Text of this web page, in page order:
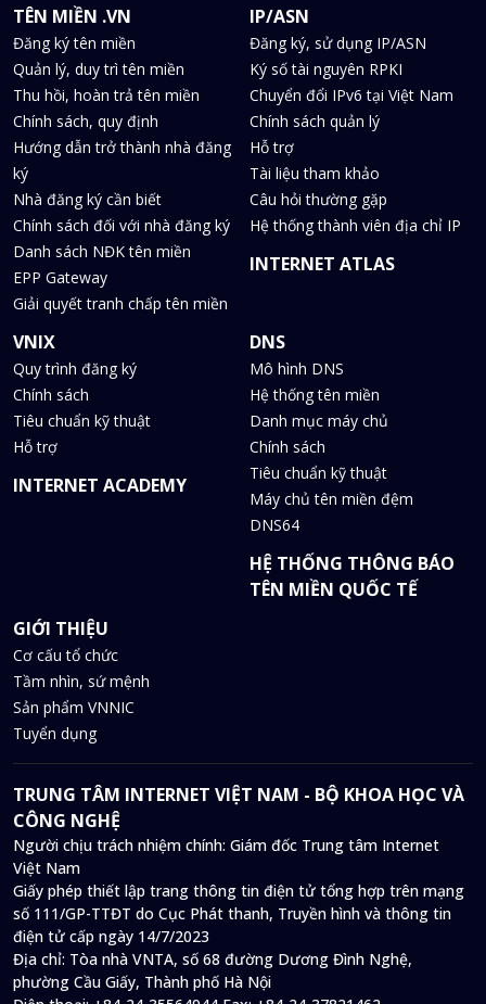
TÊN MIỀN .VN
Đăng ký tên miền
Quản lý, duy trì tên miền
Thu hồi, hoàn trả tên miền
Chính sách, quy định
Hướng dẫn trở thành nhà đăng
ký
Nhà đăng ký cần biết
Chính sách đối với nhà đăng ký
Danh sách NĐK tên miền
EPP Gateway
Giải quyết tranh chấp tên miền
IP/ASN
Đăng ký, sử dụng IP/ASN
Ký số tài nguyên RPKI
Chuyển đổi IPv6 tại Việt Nam
Chính sách quản lý
Hỗ trợ
Tài liệu tham khảo
Câu hỏi thường gặp
Hệ thống thành viên địa chỉ IP
INTERNET ATLAS
VNIX
Quy trình đăng ký
Chính sách
Tiêu chuẩn kỹ thuật
Hỗ trợ
INTERNET ACADEMY
DNS
Mô hình DNS
Hệ thống tên miền
Danh mục máy chủ
Chính sách
Tiêu chuẩn kỹ thuật
Máy chủ tên miền đệm
DNS64
HỆ THỐNG THÔNG BÁO
TÊN MIỀN QUỐC TẾ
GIỚI THIỆU
Cơ cấu tổ chức
Tầm nhìn, sứ mệnh
Sản phẩm VNNIC
Tuyển dụng
TRUNG TÂM INTERNET VIỆT NAM - BỘ KHOA HỌC VÀ
CÔNG NGHỆ
Người chịu trách nhiệm chính: Giám đốc Trung tâm Internet
Việt Nam
Giấy phép thiết lập trang thông tin điện tử tổng hợp trên mạng
số 111/GP-TTĐT do Cục Phát thanh, Truyền hình và thông tin
điện tử cấp ngày 14/7/2023
Địa chỉ: Tòa nhà VNTA, số 68 đường Dương Đình Nghệ,
phường Cầu Giấy, Thành phố Hà Nội